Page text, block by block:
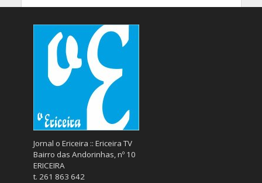
Jornal o Ericeira :: Ericeira TV
Bairro das Andorinhas, nº 10
ERICEIRA
t. 261 863 642